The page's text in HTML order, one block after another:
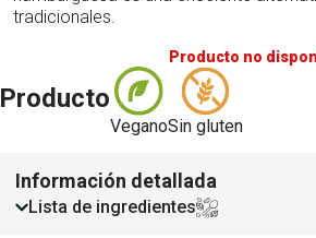
tradicionales.
Producto no
Producto
VeganoSin gluten
Información detallada
Lista de ingredientes